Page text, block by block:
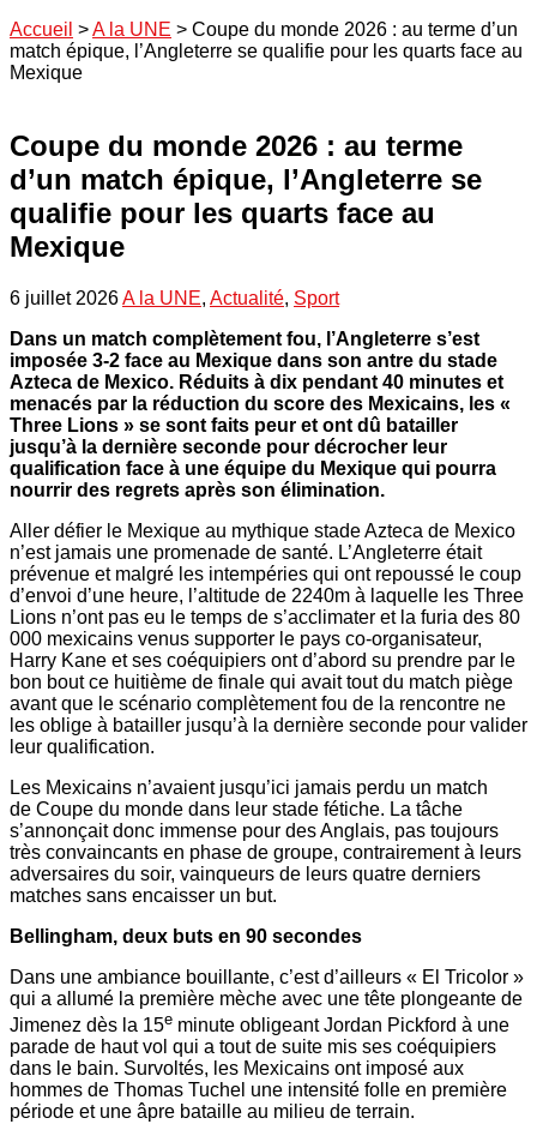
Accueil >A la UNE > Coupe du monde 2026 : au terme d’un
match épique, l’Angleterre se qualifie pour les quarts face au
Mexique
Coupe du monde 2026 : au terme
d’un match épique, l’Angleterre se
qualifie pour les quarts face au
Mexique
6 juillet 2026A la UNE, Actualité, Sport
Dans un match complètement fou, l’Angleterre s’est
imposée 3-2 face au Mexique dans son antre du stade
Azteca de Mexico. Réduits à dix pendant 40 minutes et
menacés par la réduction du score des Mexicains, les «
Three Lions » se sont faits peur et ont dû batailler
jusqu’à la dernière seconde pour décrocher leur
qualification face à une équipe du Mexique qui pourra
nourrir des regrets après son élimination.
Aller défier le Mexique au mythique stade Azteca de Mexico
n’est jamais une promenade de santé. L’Angleterre était
prévenue et malgré les intempéries qui ont repoussé le coup
d’envoi d’une heure, l’altitude de 2240m à laquelle les Three
Lions n’ont pas eu le temps de s’acclimater et la furia des 80
000 mexicains venus supporter le pays co-organisateur,
Harry Kane et ses coéquipiers ont d’abord su prendre par le
bon bout ce huitième de finale qui avait tout du match piège
avant que le scénario complètement fou de la rencontre ne
les oblige à batailler jusqu’à la dernière seconde pour valider
leur qualification.
Les Mexicains n’avaient jusqu’ici jamais perdu un match
de Coupe du monde dans leur stade fétiche. La tâche
s’annonçait donc immense pour des Anglais, pas toujours
très convaincants en phase de groupe, contrairement à leurs
adversaires du soir, vainqueurs de leurs quatre derniers
matches sans encaisser un but.
Bellingham, deux buts en 90 secondes
Dans une ambiance bouillante, c’est d’ailleurs « El Tricolor »
qui a allumé la première mèche avec une tête plongeante de
Jimenez dès la 15e minute obligeant Jordan Pickford à une
parade de haut vol qui a tout de suite mis ses coéquipiers
dans le bain. Survoltés, les Mexicains ont imposé aux
hommes de Thomas Tuchel une intensité folle en première
période et une âpre bataille au milieu de terrain.